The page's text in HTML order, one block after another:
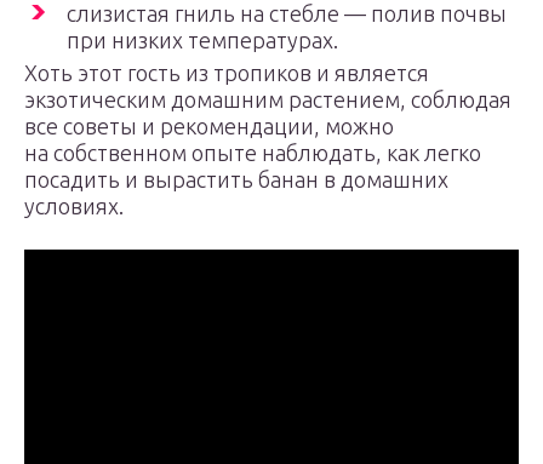
слизистая гниль на стебле — полив почвы
при низких температурах.
Хоть этот гость из тропиков и является
экзотическим домашним растением, соблюдая
все советы и рекомендации, можно
на собственном опыте наблюдать, как легко
посадить и вырастить банан в домашних
условиях.